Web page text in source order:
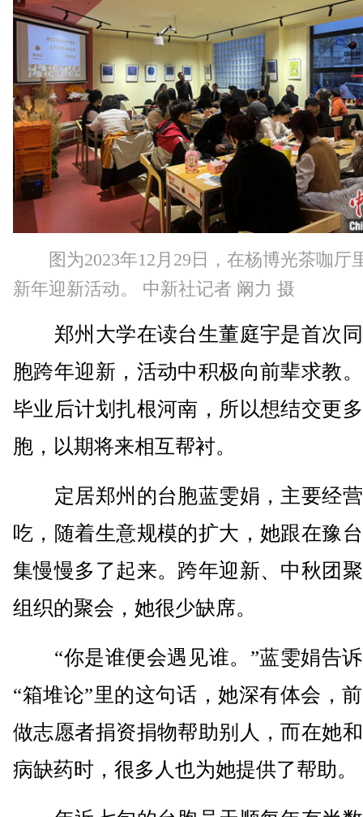
图为2023年12月29日，在杨博光茶咖厅
新年迎新活动。 中新社记者 阚力 摄
郑州大学在读台生董庭宇是首次
胞跨年迎新，活动中积极向前辈求教
毕业后计划扎根河南，所以想结交更
胞，以期将来相互帮衬。
定居郑州的台胞蓝雯娟，主要经
吃，随着生意规模的扩大，她跟在豫
集慢慢多了起来。跨年迎新、中秋团
组织的聚会，她很少缺席。
“你是谁便会遇见谁。”蓝雯娟告
“箱堆论”里的这句话，她深有体会，
做志愿者捐资捐物帮助别人，而在她
病缺药时，很多人也为她提供了帮助。